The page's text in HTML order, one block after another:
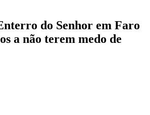
do Senhor em Faro
a não terem medo de